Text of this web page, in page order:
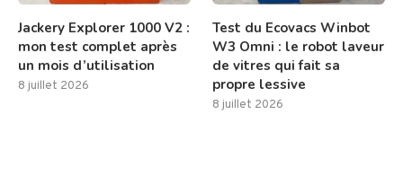
Jackery Explorer 1000 V2 :
mon test complet après
un mois d’utilisation
8 juillet 2026
Test du Ecovacs Winbot
W3 Omni : le robot laveur
de vitres qui fait sa
propre lessive
8 juillet 2026